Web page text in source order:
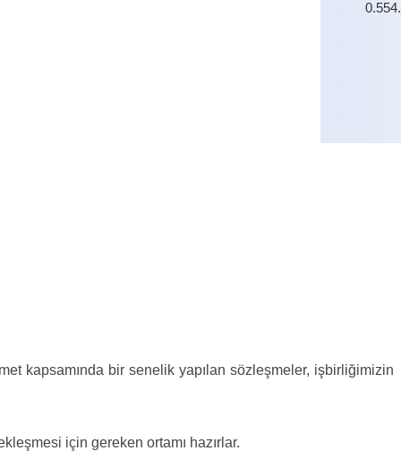
kapsamında bir senelik yapılan sözleşmeler, işbirliğimizin
için gereken ortamı hazırlar.